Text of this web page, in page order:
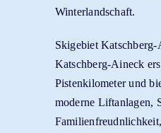
Winterlandschaft.
Skigebiet
Katschberg-Aineck
Pistenkilometer und
moderne Liftanlagen,